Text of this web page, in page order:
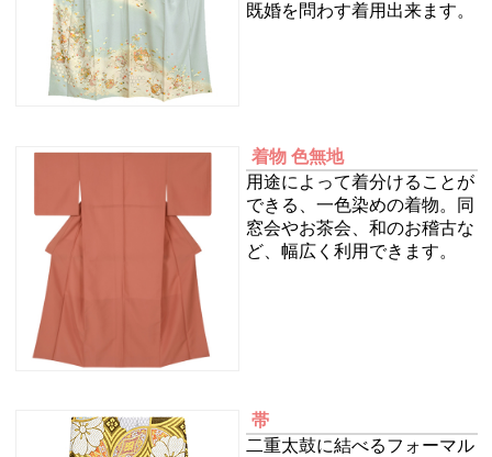
既婚を問わす着用出来ます。
着物 色無地
用途によって着分けることが
できる、一色染めの着物。同
窓会やお茶会、和のお稽古な
ど、幅広く利用できます。
帯
二重太鼓に結べるフォーマル